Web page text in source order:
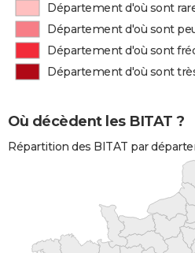
Département d'où sont
Département d'où sont
Département d'où sont
Département d'où sont
Où décèdent les BITAT ?
Répartition des BITAT par